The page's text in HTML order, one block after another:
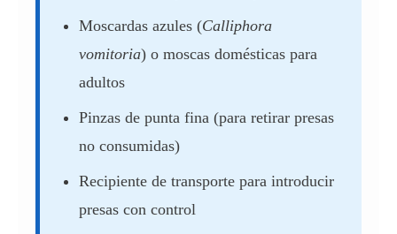
Moscardas azules (Calliphora
vomitoria) o moscas domésticas para
adultos
Pinzas de punta fina (para retirar presas
no consumidas)
Recipiente de transporte para introducir
presas con control